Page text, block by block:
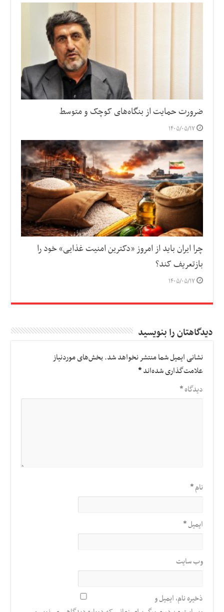
ضرورت حمایت از بنگاه‌های کوچک و متوسط
۱۴۰۵/۰۵/۱۷
چرا ایران باید از امروز «دکترین امنیت غذایی» خود را
بازتعریف کند؟
۱۴۰۵/۰۵/۱۷
دیدگاهتان را بنویسید
نشانی ایمیل شما منتشر نخواهد شد.بخش‌های موردنیاز
علامت‌گذاری شده‌اند*
دیدگاه*
نام*
ایمیل*
وب‌ سایت
ذخیره نام، ایمیل و